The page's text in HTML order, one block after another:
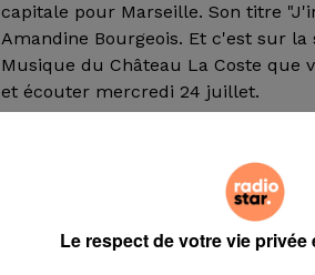
capitale pour Marseille. Son titre
Amandine Bourgeois. Et c'est sur la
Musique du Château La Coste que
et écouter mercredi 24 juillet.
Le respect de votre vie